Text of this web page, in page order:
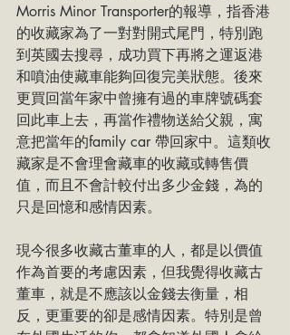
Morris Minor Transporter的報導，指香港
的收藏家為了一對對開式尾門，特別跑
到英國去搜尋，成功買下再將之運返港
和噴油使藏車能夠回復完美狀態。後來
更買回當年家中曾擁有過的車牌號碼套
回此車上去，再當作禮物送給父親，寓
意把當年的family car 帶回家中。這類收
藏家是不會理會藏車的收藏或轉售價
值，而且不會計較付出多少金錢，為的
只是回憶和感情因素。
現今很多收藏古董車的人，都是以價值
作為首要的考慮因素，但我覺得收藏古
董車，就是不應該以金錢去衡量，相
反，更重要的卻是感情因素。特別是曾